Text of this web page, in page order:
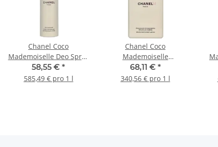
Chanel Coco
Mademoiselle Deo Spray
100ml
58,55 € *
585,49 € pro 1 l
Chanel Coco
Mademoiselle
Moisturizing Body Lotion
200ml
68,11 € *
340,56 € pro 1 l